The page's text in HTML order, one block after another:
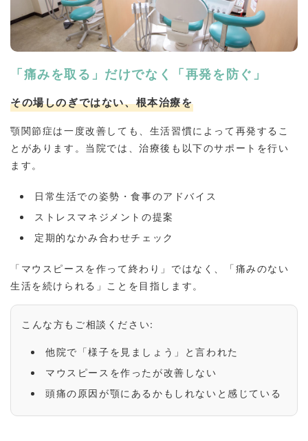
「痛みを取る」だけでなく「再発を防ぐ」
その場しのぎではない、根本治療を
顎関節症は一度改善しても、生活習慣によって再発するこ
とがあります。当院では、治療後も以下のサポートを行い
ます。
日常生活での姿勢・食事のアドバイス
ストレスマネジメントの提案
定期的なかみ合わせチェック
「マウスピースを作って終わり」ではなく、「痛みのない
生活を続けられる」ことを目指します。
こんな方もご相談ください:
他院で「様子を見ましょう」と言われた
マウスピースを作ったが改善しない
頭痛の原因が顎にあるかもしれないと感じている